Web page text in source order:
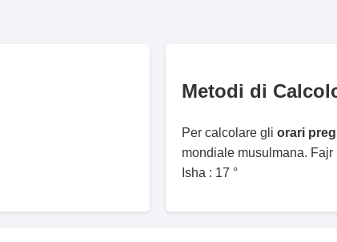
Metodi di
Per calcolare gli orari
mondiale musulmana. Fajr
Isha : 17 °